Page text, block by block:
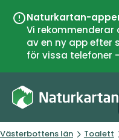
Naturkartan-
Vi
av en ny app
för vissa telefoner
Västerbottens län Toalett